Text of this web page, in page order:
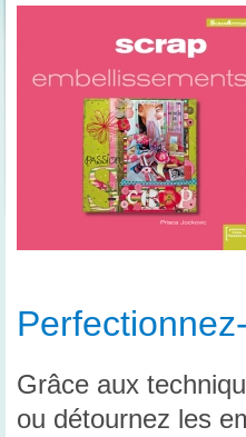
Grâce aux
ou détournez les